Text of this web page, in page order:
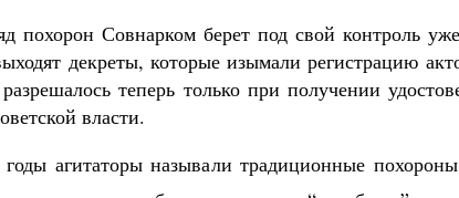
похорон Совнарком берет под свой контроль
декреты, которые изымали регистрацию
теперь только при получении
власти.
агитаторы называли традиционные